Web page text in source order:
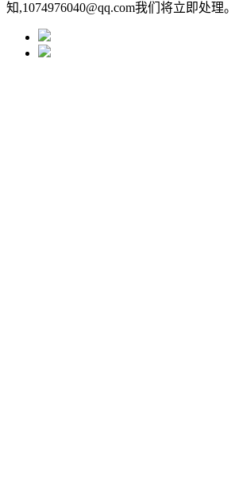
知,1074976040@qq.com我们将立即处理。